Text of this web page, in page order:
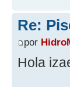
Re:
por
Hola